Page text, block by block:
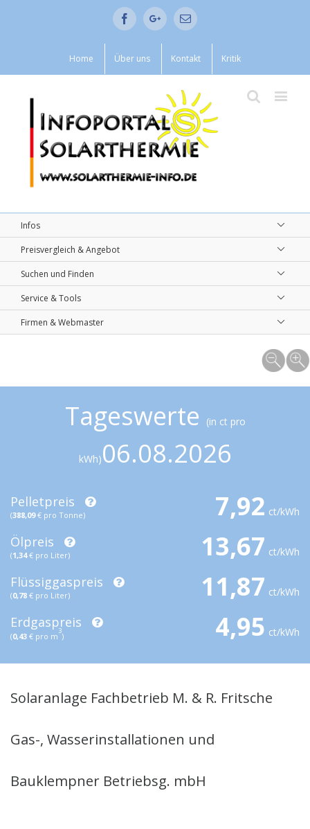
FacebookGoogle+Email
Home Über uns Kontakt Kritik
Infos
Preisvergleich & Angebot
Suchen und Finden
Service & Tools
Firmen & Webmaster
Tageswerte (in ct pro
kWh)06.08.2026
Pelletpreis
(388,09€ pro Tonne) 7,92 ct/kWh
Ölpreis
(1,34€ pro Liter) 13,67 ct/kWh
Flüssiggaspreis
(0,78 € pro Liter) 11,87 ct/kWh
Erdgaspreis
(0,43 € pro m
3
) 4,95 ct/kWh
Solaranlage Fachbetrieb M. & R. Fritsche
Gas-, Wasserinstallationen und
Bauklempner Betriebsg. mbH